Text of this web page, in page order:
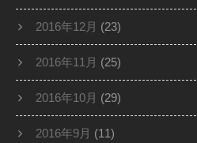
2016年12月 (23)
2016年11月 (25)
2016年10月 (29)
2016年9月 (11)